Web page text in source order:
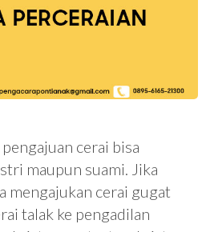
cerai bisa
maupun suami. Jika
mengajukan cerai gugat
talak ke pengadilan